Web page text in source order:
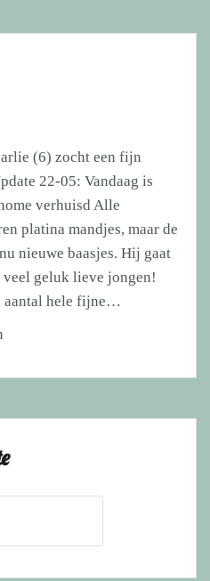
(6) zocht een fijn
22-05: Vandaag is
verhuisd Alle
platina mandjes, maar de
nieuwe baasjes. Hij gaat
geluk lieve jongen!
aantal hele fijne…
Charlie
een
nieuw
gevonden!